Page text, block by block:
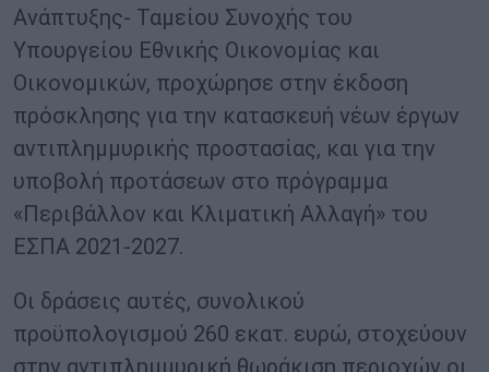
Ανάπτυξης- Ταμείου Συνοχής του
Υπουργείου Εθνικής Οικονομίας και
Οικονομικών, προχώρησε στην έκδοση
πρόσκλησης για την κατασκευή νέων έργων
αντιπλημμυρικής προστασίας, και για την
υποβολή προτάσεων στο πρόγραμμα
«Περιβάλλον και Κλιματική Αλλαγή» του
ΕΣΠΑ 2021-2027.
Οι δράσεις αυτές, συνολικού
προϋπολογισμού 260 εκατ. ευρώ, στοχεύουν